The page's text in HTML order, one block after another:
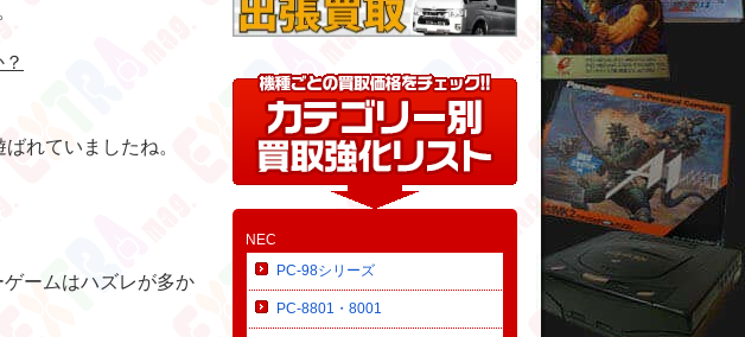
れていましたね。
ームはハズレが多か
NEC
PC-98シリーズ
PC-8801・8001